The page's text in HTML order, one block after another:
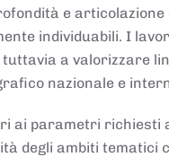
e
individuabili. I
a valorizzare
nazionale e
ai parametri richiesti
degli ambiti tematici